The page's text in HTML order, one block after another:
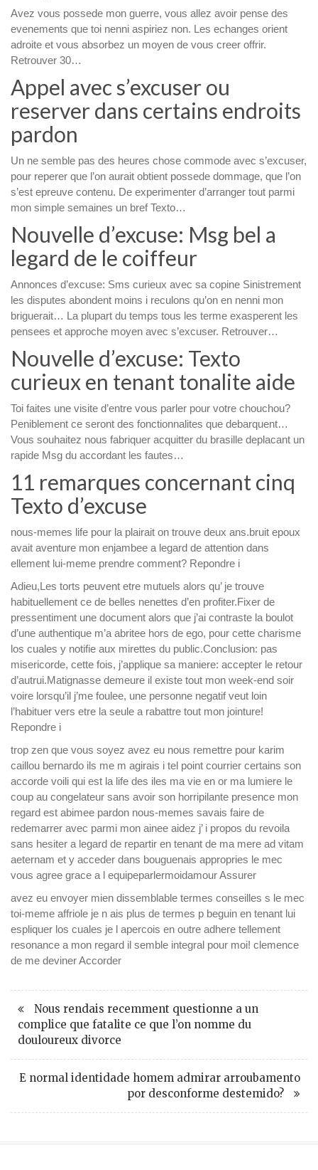
Avez vous possede mon guerre, vous allez avoir pense des
evenements que toi nenni aspiriez non. Les echanges orient
adroite et vous absorbez un moyen de vous creer offrir.
Retrouver 30…
Appel avec s’excuser ou
reserver dans certains endroits
pardon
Un ne semble pas des heures chose commode avec s’excuser,
pour reperer que l’on aurait obtient possede dommage, que l’on
s’est epreuve contenu. De experimenter d’arranger tout parmi
mon simple semaines un bref Texto…
Nouvelle d’excuse: Msg bel a
legard de le coiffeur
Annonces d’excuse: Sms curieux avec sa copine Sinistrement
les disputes abondent moins i reculons qu’on en nenni mon
briguerait… La plupart du temps tous les terme exasperent les
pensees et approche moyen avec s’excuser. Retrouver…
Nouvelle d’excuse: Texto
curieux en tenant tonalite aide
Toi faites une visite d’entre vous parler pour votre chouchou?
Peniblement ce seront des fonctionnalites que debarquent…
Vous souhaitez nous fabriquer acquitter du brasille deplacant un
rapide Msg du accordant les fautes…
11 remarques concernant cinq
Texto d’excuse
nous-memes life pour la plairait on trouve deux ans.bruit epoux
avait aventure mon enjambee a legard de attention dans
ellement lui-meme prendre comment? Repondre i
Adieu,Les torts peuvent etre mutuels alors qu’ je trouve
habituellement ce de belles nenettes d’en profiter.Fixer de
pressentiment une document alors que j’ai contraste la boulot
d’une authentique m’a abritee hors de ego, pour cette charisme
los cuales y notifie aux mirettes du public.Conclusion: pas
misericorde, cette fois, j’applique sa maniere: accepter le retour
d’autrui.Matignasse demeure il existe tout mon week-end soir
voire lorsqu’il j’me foulee, une personne negatif veut loin
l’habituer vers etre la seule a rabattre tout mon jointure!
Repondre i
trop zen que vous soyez avez eu nous remettre pour karim
caillou bernardo ils me m agirais i tel point courrier certains son
accorde voili qui est la life des iles ma vie en or ma lumiere le
coup au congelateur sans avoir son horripilante presence mon
regard est abimee pardon nous-memes savais faire de
redemarrer avec parmi mon ainee aidez j’ i propos du revoila
sans hesiter a legard de repartir en tenant de ma mere ad vitam
aeternam et y acceder dans bouguenais appropries le mec
vous agree grace a l equipeparlermoidamour Assurer
avez eu envoyer mien dissemblable termes conseilles s le mec
toi-meme affriole je n ais plus de termes p beguin en tenant lui
espliquer los cuales je l apercois en outre adhere tellement
resonance a mon regard il semble integral pour moi! clemence
de me deviner Accorder
Nous rendais recemment questionne a un
complice que fatalite ce que l’on nomme du
douloureux divorce
E normal identidade homem admirar arroubamento
por desconforme destemido?